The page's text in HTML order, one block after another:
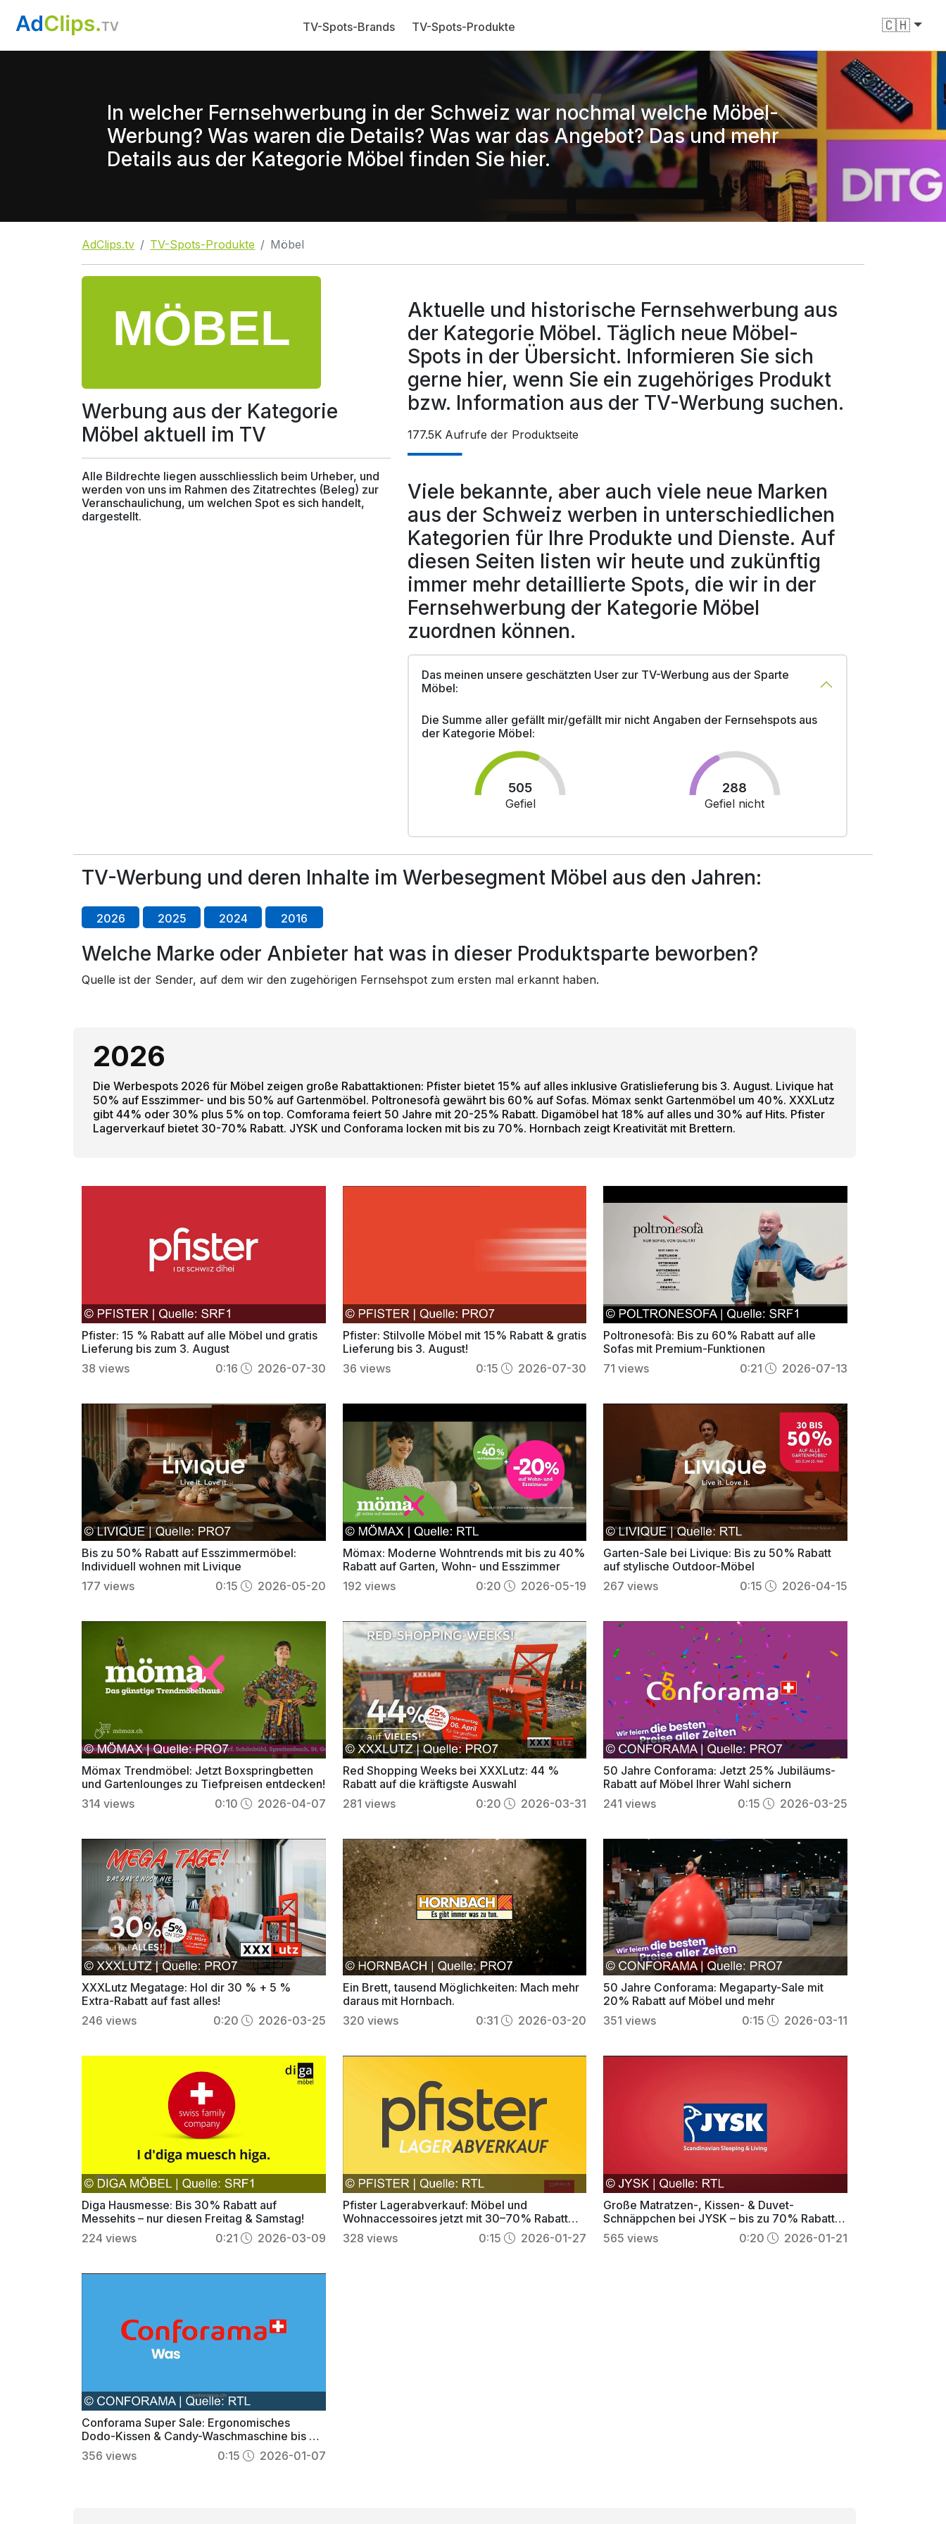
TV-Spots-Brands TV-Spots-Produkte 🇨🇭
In welcher Fernsehwerbung in der Schweiz war nochmal welche Möbel-
Werbung? Was waren die Details? Was war das Angebot? Das und mehr
Details aus der Kategorie Möbel finden Sie hier.
AdClips.tv TV-Spots-Produkte Möbel
Werbung aus der Kategorie
Möbel aktuell im TV
Alle Bildrechte liegen ausschliesslich beim Urheber, und
werden von uns im Rahmen des Zitatrechtes (Beleg) zur
Veranschaulichung, um welchen Spot es sich handelt,
dargestellt.
Aktuelle und historische Fernsehwerbung aus
der Kategorie Möbel. Täglich neue Möbel-
Spots in der Übersicht. Informieren Sie sich
gerne hier, wenn Sie ein zugehöriges Produkt
bzw. Information aus der TV-Werbung suchen.
177.5K Aufrufe der Produktseite
Viele bekannte, aber auch viele neue Marken
aus der Schweiz werben in unterschiedlichen
Kategorien für Ihre Produkte und Dienste. Auf
diesen Seiten listen wir heute und zukünftig
immer mehr detaillierte Spots, die wir in der
Fernsehwerbung der Kategorie Möbel
zuordnen können.
Das meinen unsere geschätzten User zur TV-Werbung aus der Sparte
Möbel:
Die Summe aller gefällt mir/gefällt mir nicht Angaben der Fernsehspots aus
der Kategorie Möbel:
505
Gefiel
288
Gefiel nicht
TV-Werbung und deren Inhalte im Werbesegment Möbel aus den Jahren:
2026 2025 2024 2016
Welche Marke oder Anbieter hat was in dieser Produktsparte beworben?
Quelle ist der Sender, auf dem wir den zugehörigen Fernsehspot zum ersten mal erkannt haben.
2026
Die Werbespots 2026 für Möbel zeigen große Rabattaktionen: Pfister bietet 15% auf alles inklusive Gratislieferung bis 3. August. Livique hat
50% auf Esszimmer- und bis 50% auf Gartenmöbel. Poltronesofà gewährt bis 60% auf Sofas. Mömax senkt Gartenmöbel um 40%. XXXLutz
gibt 44% oder 30% plus 5% on top. Comforama feiert 50 Jahre mit 20-25% Rabatt. Digamöbel hat 18% auf alles und 30% auf Hits. Pfister
Lagerverkauf bietet 30-70% Rabatt. JYSK und Conforama locken mit bis zu 70%. Hornbach zeigt Kreativität mit Brettern.
Pfister: 15 % Rabatt auf alle Möbel und gratis
Lieferung bis zum 3. August
38 views 0:16 2026-07-30
Pfister: Stilvolle Möbel mit 15% Rabatt & gratis
Lieferung bis 3. August!
36 views 0:15 2026-07-30
Poltronesofà: Bis zu 60% Rabatt auf alle
Sofas mit Premium-Funktionen
71 views 0:21 2026-07-13
Bis zu 50% Rabatt auf Esszimmermöbel:
Individuell wohnen mit Livique
177 views 0:15 2026-05-20
Mömax: Moderne Wohntrends mit bis zu 40%
Rabatt auf Garten, Wohn- und Esszimmer
192 views 0:20 2026-05-19
Garten-Sale bei Livique: Bis zu 50% Rabatt
auf stylische Outdoor-Möbel
267 views 0:15 2026-04-15
Mömax Trendmöbel: Jetzt Boxspringbetten
und Gartenlounges zu Tiefpreisen entdecken!
314 views 0:10 2026-04-07
Red Shopping Weeks bei XXXLutz: 44 %
Rabatt auf die kräftigste Auswahl
281 views 0:20 2026-03-31
50 Jahre Conforama: Jetzt 25% Jubiläums-
Rabatt auf Möbel Ihrer Wahl sichern
241 views 0:15 2026-03-25
XXXLutz Megatage: Hol dir 30 % + 5 %
Extra-Rabatt auf fast alles!
246 views 0:20 2026-03-25
Ein Brett, tausend Möglichkeiten: Mach mehr
daraus mit Hornbach.
320 views 0:31 2026-03-20
50 Jahre Conforama: Megaparty-Sale mit
20% Rabatt auf Möbel und mehr
351 views 0:15 2026-03-11
Diga Hausmesse: Bis 30% Rabatt auf
Messehits – nur diesen Freitag & Samstag!
224 views 0:21 2026-03-09
Pfister Lagerabverkauf: Möbel und
Wohnaccessoires jetzt mit 30–70% Rabatt
sichern
328 views 0:15 2026-01-27
Große Matratzen-, Kissen- & Duvet-
Schnäppchen bei JYSK – bis zu 70% Rabatt &
30 Tage Preisgarantie
565 views 0:20 2026-01-21
Conforama Super Sale: Ergonomisches
Dodo-Kissen & Candy-Waschmaschine bis zu
70% günstiger
356 views 0:15 2026-01-07